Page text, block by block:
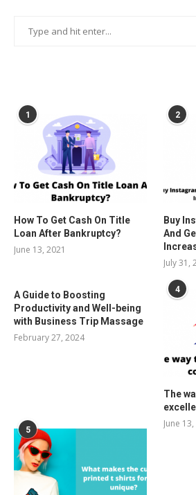
1
How To Get Cash On Title
Loan After Bankruptcy?
June 13, 2021
2
Buy
And
July 31,
A Guide to Boosting
Productivity and Well-being
with Business Trip Massage
February 27, 2024
4
The
June
5